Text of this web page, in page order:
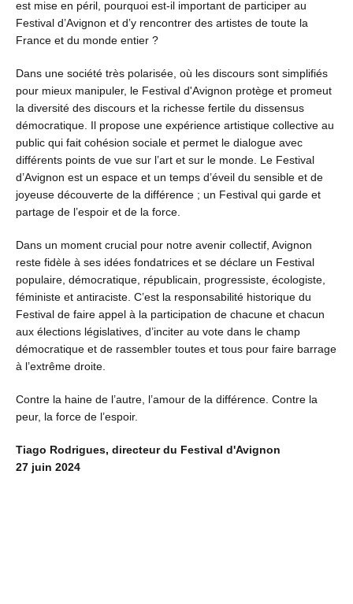
est mise en péril, pourquoi est-il important de participer au
Festival d’Avignon et d’y rencontrer des artistes de toute la
France et du monde entier ?
Dans une société très polarisée, où les discours sont simplifiés
pour mieux manipuler, le Festival d'Avignon protège et promeut
la diversité des discours et la richesse fertile du dissensus
démocratique. Il propose une expérience artistique collective au
public qui fait cohésion sociale et permet le dialogue avec
différents points de vue sur l’art et sur le monde. Le Festival
d’Avignon est un espace et un temps d’éveil du sensible et de
joyeuse découverte de la différence ; un Festival qui garde et
partage de l’espoir et de la force.
Dans un moment crucial pour notre avenir collectif, Avignon
reste fidèle à ses idées fondatrices et se déclare un Festival
populaire, démocratique, républicain, progressiste, écologiste,
féministe et antiraciste. C’est la responsabilité historique du
Festival de faire appel à la participation de chacune et chacun
aux élections législatives, d’inciter au vote dans le champ
démocratique et de rassembler toutes et tous pour faire barrage
à l’extrême droite.
Contre la haine de l’autre, l’amour de la différence. Contre la
peur, la force de l’espoir.
Tiago Rodrigues, directeur du Festival d'Avignon
27 juin 2024